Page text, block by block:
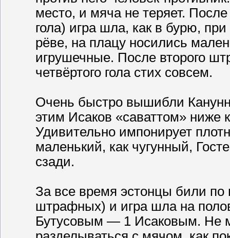
место, и мяча не теряет.
гола) игра шла, как в бурю,
рёве, на плацу носились
игрушечные. После второго
четвёртого гола стих совсем.
Очень быстро вышибли
этим Исаков «саваттом» ниже
Удивительно импонирует
маленький, как чугунный,
сзади.
За все время эстонцы били
штрафных) и игра шла на
Бутусовым — 1 Исаковым. Не